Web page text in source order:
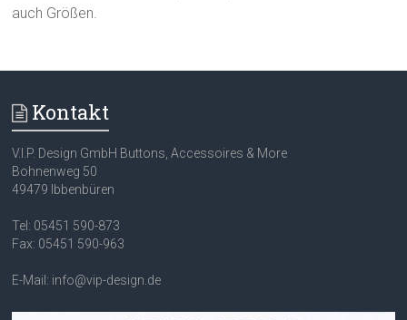
auch Größen.
Kontakt
V.I.P. Design GmbH Buttons, Accessoires & More
Bohnenweg 50
49479 Ibbenbüren
Tel: 05451 590-873
Fax: 05451 590-963
E-Mail: info@vip-design.de